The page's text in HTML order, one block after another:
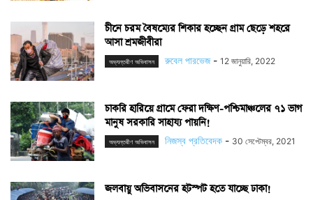
চীনে চরম বৈষম্যের শিকার হচ্ছেন গ্রাম ছেড়ে শহরে
আসা শ্রমজীবীরা
অভ্যন্তরীণ অভিবাসন রুবেল পারভেজ - 12 জানুয়ারি, 2022
চাকরি হারিয়ে গ্রামে ফেরা দক্ষিণ-পশ্চিমাঞ্চলের ৭১ ভাগ
মানুষ সরকারি সাহায্য পায়নি!
অভ্যন্তরীণ অভিবাসন নিজস্ব প্রতিবেদক - 30 সেপ্টেম্বর, 2021
জলবায়ু অভিবাসনের হটস্পট হতে যাচ্ছে ঢাকা!